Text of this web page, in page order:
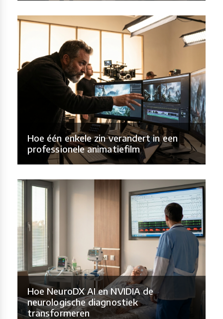
Hoe één enkele zin verandert in een
professionele animatiefilm
Hoe NeuroDX AI en NVIDIA de
neurologische diagnostiek
transformeren